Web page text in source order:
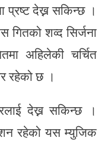
प्रष्ट देख्न सकिन्छ ।
गितको शव्द सिर्जना
अहिलेकी चर्चित
रहेको छ ।
देख्न सकिन्छ ।
रहेको यस म्युजिक